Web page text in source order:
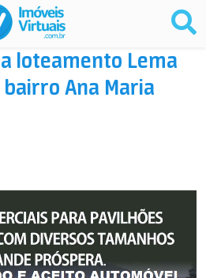
loteamento Lema
Ana Maria